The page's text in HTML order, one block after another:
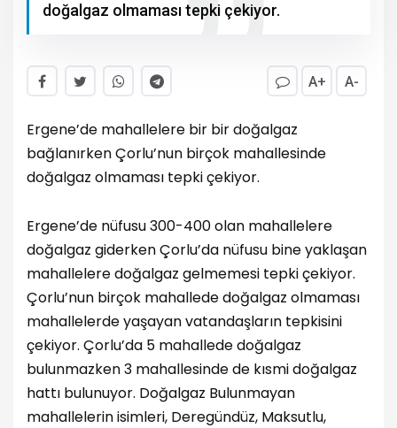
doğalgaz olmaması tepki çekiyor.
A+ A-
Ergene’de mahallelere bir bir doğalgaz
bağlanırken Çorlu’nun birçok mahallesinde
doğalgaz olmaması tepki çekiyor.
Ergene’de nüfusu 300-400 olan mahallelere
doğalgaz giderken Çorlu’da nüfusu bine yaklaşan
mahallelere doğalgaz gelmemesi tepki çekiyor.
Çorlu’nun birçok mahallede doğalgaz olmaması
mahallelerde yaşayan vatandaşların tepkisini
çekiyor. Çorlu’da 5 mahallede doğalgaz
bulunmazken 3 mahallesinde de kısmi doğalgaz
hattı bulunuyor. Doğalgaz Bulunmayan
mahallelerin isimleri, Deregündüz, Maksutlu,